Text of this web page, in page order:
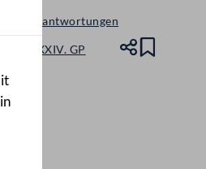
& Beantwortungen
- XXIV. GP